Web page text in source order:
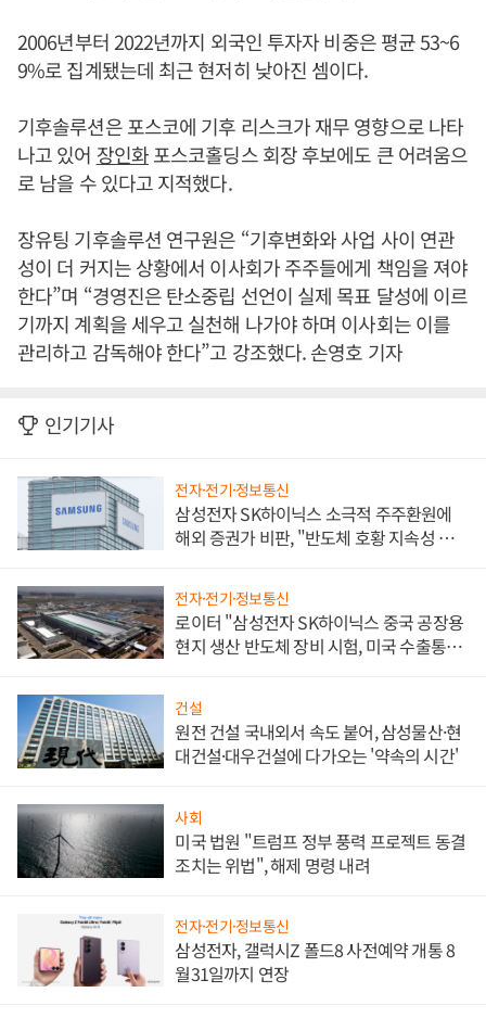
2006년부터 2022년까지 외국인 투자자 비중은 평균 53~6
9%로 집계됐는데 최근 현저히 낮아진 셈이다.
기후솔루션은 포스코에 기후 리스크가 재무 영향으로 나타
나고 있어 장인화포스코홀딩스 회장 후보에도 큰 어려움으
로 남을 수 있다고 지적했다.
장유팅 기후솔루션 연구원은 “기후변화와 사업 사이 연관
성이 더 커지는 상황에서 이사회가 주주들에게 책임을 져야
한다”며 “경영진은 탄소중립 선언이 실제 목표 달성에 이르
기까지 계획을 세우고 실천해 나가야 하며 이사회는 이를
관리하고 감독해야 한다”고 강조했다. 손영호 기자
인기기사
전자·전기·정보통신
삼성전자 SK하이닉스 소극적 주주환원에
해외 증권가 비판, "반도체 호황 지속성 의
전자·전기·정보통신
로이터 "삼성전자 SK하이닉스 중국 공장용
현지 생산 반도체 장비 시험, 미국 수출통제
건설
원전 건설 국내외서 속도 붙어, 삼성물산·현
대건설·대우건설에 다가오는 '약속의 시간'
사회
미국 법원 "트럼프 정부 풍력 프로젝트 동결
조치는 위법", 해제 명령 내려
전자·전기·정보통신
삼성전자, 갤럭시Z 폴드8 사전예약 개통 8
월31일까지 연장